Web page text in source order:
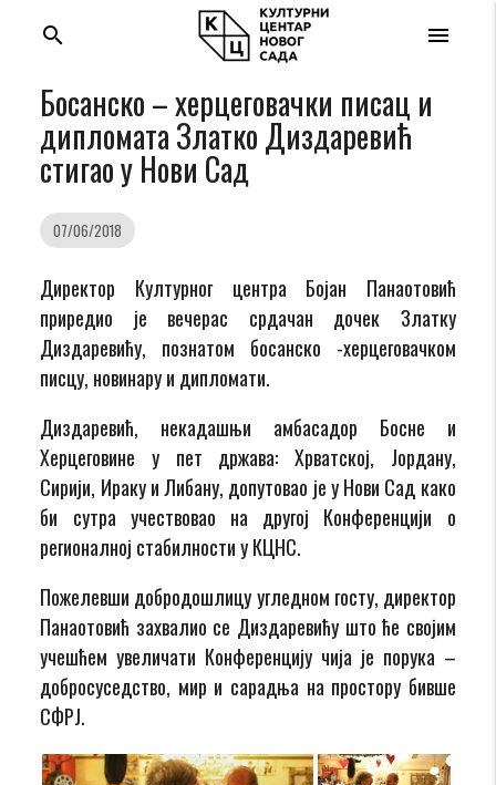
menu
search
Босанско – херцеговачки писац и
дипломата Златко Диздаревић
стигао у Нови Сад
07/06/2018
Директор Културног центра Бојан Панаотовић
приредио је вечерас срдачан дочек Златку
Диздаревићу, познатом босанско -херцеговачком
писцу, новинару и дипломати.
Диздаревић, некадашњи амбасадор Босне и
Херцеговине у пет држава: Хрватској, Јордану,
Сирији, Ираку и Либану, допутовао је у Нови Сад како
би сутра учествовао на другој Конференцији о
регионалној стабилности у КЦНС.
Пожелевши добродошлицу угледном госту, директор
Панаотовић захвалио се Диздаревићу што ће својим
учешћем увеличати Конференцију чија је порука –
добросуседство, мир и сарадња на простору бивше
СФРЈ.